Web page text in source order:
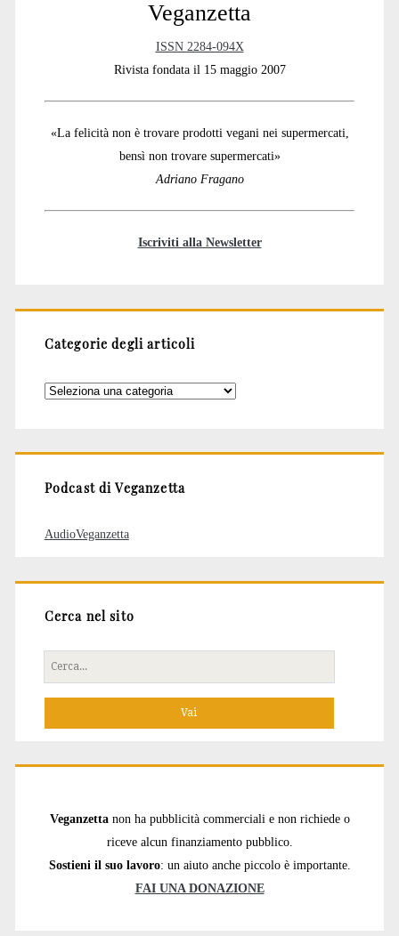
Veganzetta
ISSN 2284-094X
Rivista fondata il 15 maggio 2007
«La felicità non è trovare prodotti vegani nei supermercati,
bensì non trovare supermercati»
Adriano Fragano
Iscriviti alla Newsletter
Categorie degli articoli
Categorie
Podcast di Veganzetta
AudioVeganzetta
Cerca nel sito
Cerca
per:
Veganzetta non ha pubblicità commerciali e non richiede o
riceve alcun finanziamento pubblico.
Sostieni il suo lavoro: un aiuto anche piccolo è importante.
FAI UNA DONAZIONE